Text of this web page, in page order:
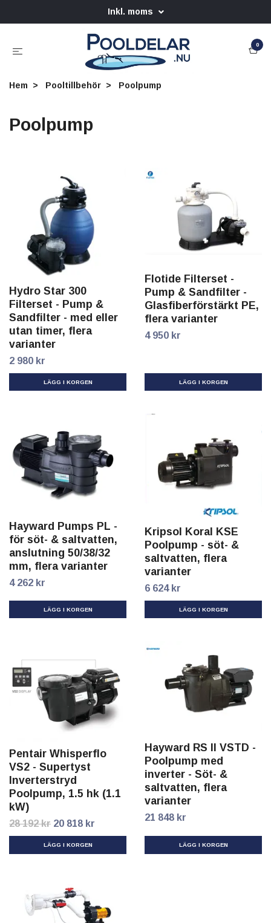
Inkl. moms
0
Hem Pooltillbehör Poolpump
Poolpump
Hydro Star 300
Filterset - Pump &
Sandfilter - med eller
utan timer, flera
varianter
2 980 kr
LÄGG I KORGEN
Flotide Filterset -
Pump & Sandfilter -
Glasfiberförstärkt PE,
flera varianter
4 950 kr
LÄGG I KORGEN
Hayward Pumps PL -
för söt- & saltvatten,
anslutning 50/38/32
mm, flera varianter
4 262 kr
LÄGG I KORGEN
Kripsol Koral KSE
Poolpump - söt- &
saltvatten, flera
varianter
6 624 kr
LÄGG I KORGEN
Pentair Whisperflo
VS2 - Supertyst
Inverterstryd
Poolpump, 1.5 hk (1.1
kW)
28 192 kr 20 818 kr
Hayward RS II VSTD -
Poolpump med
inverter - Söt- &
saltvatten, flera
varianter
21 848 kr
LÄGG I KORGEN